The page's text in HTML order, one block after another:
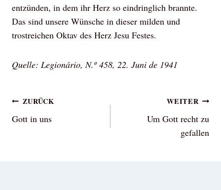
entzünden, in dem ihr Herz so eindringlich brannte.
Das sind unsere Wünsche in dieser milden und
trostreichen Oktav des Herz Jesu Festes.
Quelle: Legionário, N.º 458, 22. Juni de 1941
Beitragsnavigation
ZURÜCK
Gott in uns
WEITER
Um Gott recht zu
gefallen